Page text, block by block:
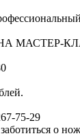
МАСТЕР-
75-29
о